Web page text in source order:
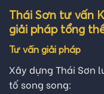
Thái Sơn tư vấn
giải pháp tổng
Tư vấn giải pháp
Xây dựng Thái Sơn
tố song song: